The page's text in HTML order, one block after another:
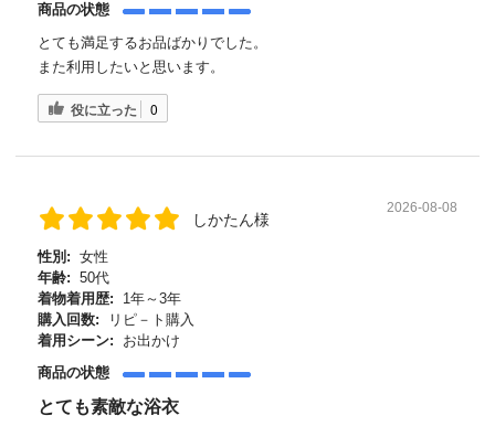
商品の状態
とても満足するお品ばかりでした。
また利用したいと思います。
役に立った 0
しかたん様
2026-08-08
性別: 女性
年齢: 50代
着物着用歴:
1年～3年
購入回数:
リピ－ト購入
着用シーン:
お出かけ
商品の状態
とても素敵な浴衣